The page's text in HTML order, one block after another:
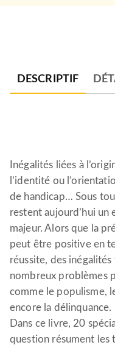
DESCRIPTIF
Inégalités liées à
l’identité ou
de handicap… Sous
restent aujourd’hui un
majeur. Alors que la
peut être positive en
réussite, des
nombreux problèmes
comme le populisme,
encore la délinquance.
Dans ce livre, 20
question résument les